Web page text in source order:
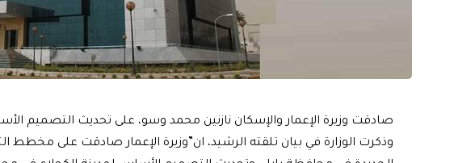
صادقت وزيرة الإعمار والإسكان نازنين محمد وسو، على تحديث التصميم
وذكرت الوزارة في بيان تلقته الرشيد، ان”وزيرة الإعمار صادقت على مخطط